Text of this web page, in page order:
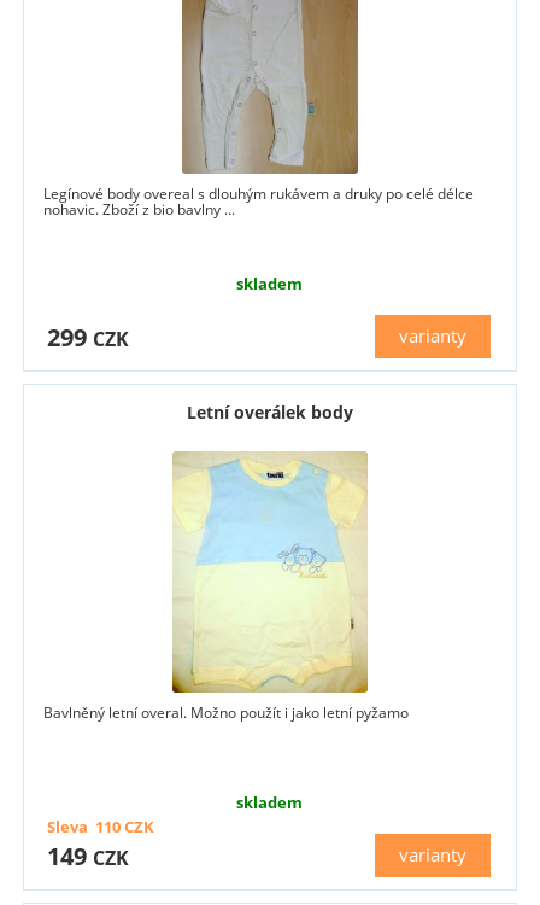
Legínové body overeal s dlouhým rukávem a druky po celé délce
nohavic. Zboží z bio bavlny ...
skladem
varianty
299 CZK
Letní overálek body
Bavlněný letní overal. Možno použít i jako letní pyžamo
skladem
varianty
149 CZK
Sleva 110CZK